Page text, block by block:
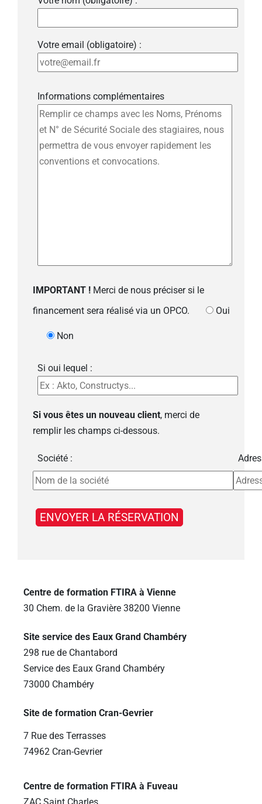
Votre email (obligatoire) :
Informations complémentaires
IMPORTANT ! Merci de nous préciser si le
financement sera réalisé via un OPCO.
Oui
Non
Si oui lequel :
Si vous êtes un nouveau client, merci de
remplir les champs ci-dessous.
Société :
Centre de formation FTIRA à Vienne
30 Chem. de la Gravière 38200 Vienne
Site service des Eaux Grand Chambéry
298 rue de Chantabord
Service des Eaux Grand Chambéry
73000 Chambéry
Site de formation Cran-Gevrier
7 Rue des Terrasses
74962 Cran-Gevrier
Centre de formation FTIRA à Fuveau